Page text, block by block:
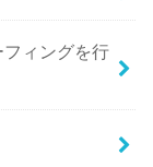
ィングを行